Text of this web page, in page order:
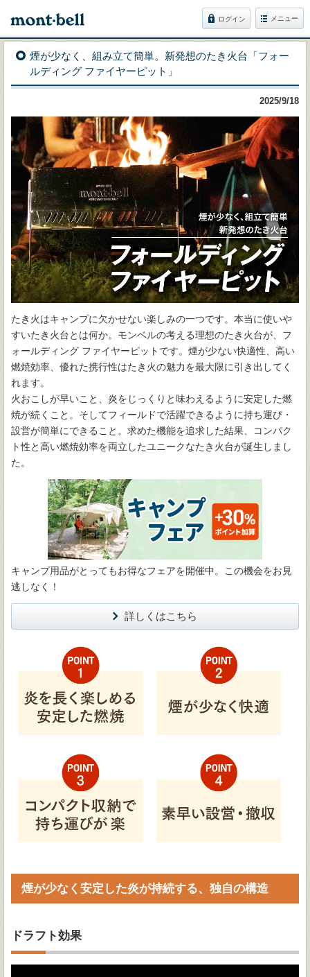
ログイン メニュー
煙が少なく、組み立て簡単。新発想のたき火台「フォー
ルディング ファイヤーピット」
2025/9/18
たき火はキャンプに欠かせない楽しみの一つです。本当に使いや
すいたき火台とは何か。モンベルの考える理想のたき火台が、フ
ォールディング ファイヤーピットです。煙が少ない快適性、高い
燃焼効率、優れた携行性はたき火の魅力を最大限に引き出してく
れます。
火おこしが早いこと、炎をじっくりと味わえるように安定した燃
焼が続くこと。そしてフィールドで活躍できるように持ち運び・
設営が簡単にできること。求めた機能を追求した結果、コンパク
ト性と高い燃焼効率を両立したユニークなたき火台が誕生しまし
た。
キャンプ用品がとってもお得なフェアを開催中。この機会をお見
逃しなく！
詳しくはこちら
煙が少なく安定した炎が持続する、独自の構造
ドラフト効果